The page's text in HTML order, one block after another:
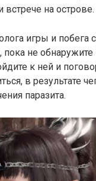
на острове.
игры и побега
не обнаружите
к ней и
в результате
паразита.